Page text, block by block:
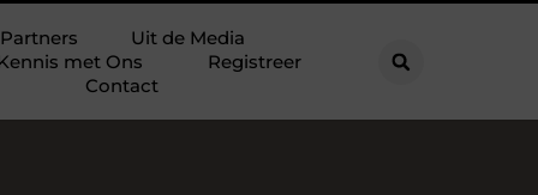
Partners
Uit de Media
met Ons
Registreer
Contact